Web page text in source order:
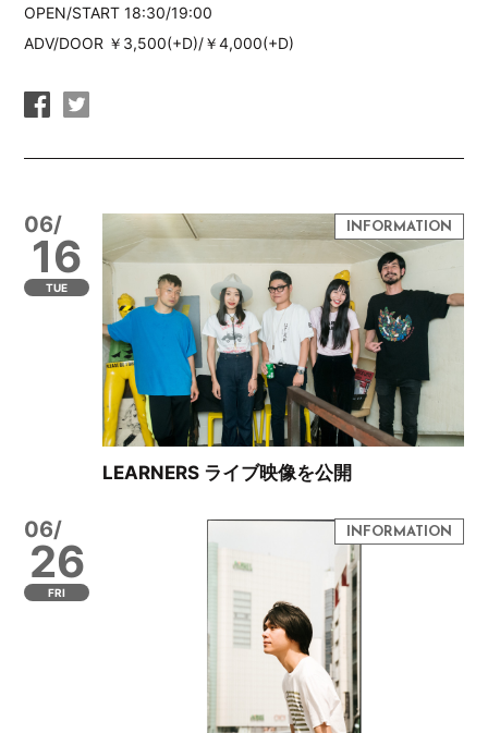
OPEN/START 18:30/19:00
ADV/DOOR ￥3,500(+D)/￥4,000(+D)
06/
16
TUE
LEARNERS ライブ映像を公開
06/
26
FRI